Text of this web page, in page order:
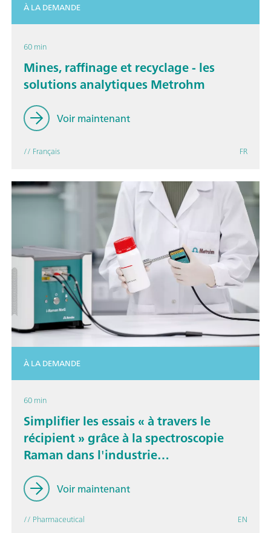
À LA DEMANDE
60 min
Mines, raffinage et recyclage - les
solutions analytiques Metrohm
Voir maintenant
// Français FR
À LA DEMANDE
60 min
Simplifier les essais « à travers le
récipient » grâce à la spectroscopie
Raman dans l'industrie
pharmaceutique
Voir maintenant
// Pharmaceutical EN